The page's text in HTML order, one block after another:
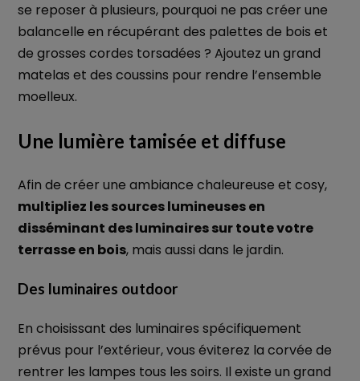
se reposer à plusieurs, pourquoi ne pas créer une
balancelle en récupérant des palettes de bois et
de grosses cordes torsadées ? Ajoutez un grand
matelas et des coussins pour rendre l’ensemble
moelleux.
Une lumière tamisée et diffuse
Afin de créer une ambiance chaleureuse et cosy,
multipliez les sources lumineuses en
disséminant des luminaires sur toute votre
terrasse en bois, mais aussi dans le jardin.
Des luminaires outdoor
En choisissant des luminaires spécifiquement
prévus pour l’extérieur, vous éviterez la corvée de
rentrer les lampes tous les soirs. Il existe un grand